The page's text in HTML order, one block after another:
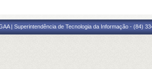
| Superintendência de Tecnologia da Informação - (84)